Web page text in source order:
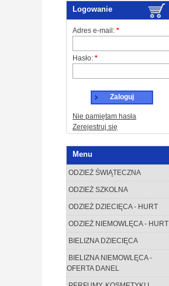
Logowanie
Adres e-mail: *
Hasło: *
Zaloguj
Nie pamiętam hasła
Zerejestruj się
Menu
ODZIEŻ ŚWIĄTECZNA
ODZIEŻ SZKOLNA
ODZIEŻ DZIECIĘCA - HURT
ODZIEŻ NIEMOWLĘCA - HURT
BIELIZNA DZIECIĘCA
BIELIZNA NIEMOWLĘCA -
OFERTA DANEL